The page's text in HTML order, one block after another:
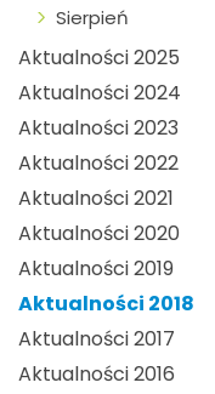
Sierpień
Aktualności 2025
Aktualności 2024
Aktualności 2023
Aktualności 2022
Aktualności 2021
Aktualności 2020
Aktualności 2019
Aktualności 2018
Aktualności 2017
Aktualności 2016